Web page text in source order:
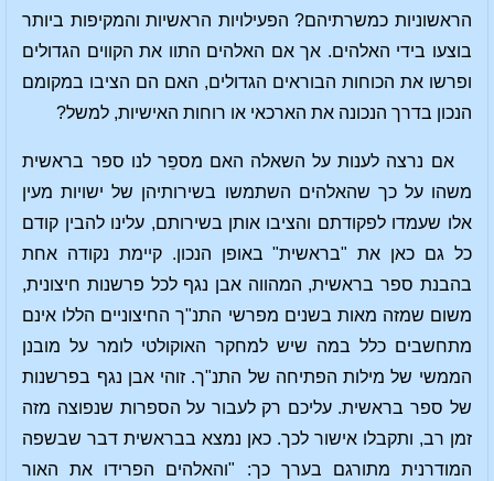
הראשוניות כמשרתיהם? הפעילויות הראשיות והמקיפות ביותר
בוצעו בידי האלהים. אך אם האלהים התוו את הקווים הגדולים
ופרשו את הכוחות הבוראים הגדולים, האם הם הציבו במקומם
הנכון בדרך הנכונה את הארכאי או רוחות האישיות, למשל?
אם נרצה לענות על השאלה האם מספֵר לנו ספר בראשית
משהו על כך שהאלהים השתמשו בשירותיהן של ישויות מעין
אלו שעמדו לפקודתם והציבו אותן בשירותם, עלינו להבין קודם
כל גם כאן את "בראשית" באופן הנכון. קיימת נקודה אחת
בהבנת ספר בראשית, המהווה אבן נגף לכל פרשנות חיצונית,
משום שמזה מאות בשנים מפרשי התנ"ך החיצוניים הללו אינם
מתחשבים כלל במה שיש למחקר האוקולטי לומר על מובנן
הממשי של מילות הפתיחה של התנ"ך. זוהי אבן נגף בפרשנות
של ספר בראשית. עליכם רק לעבור על הספרות שנפוצה מזה
זמן רב, ותקבלו אישור לכך. כאן נמצא בבראשית דבר שבשפה
המודרנית מתורגם בערך כך: "והאלהים הפרידו את האור